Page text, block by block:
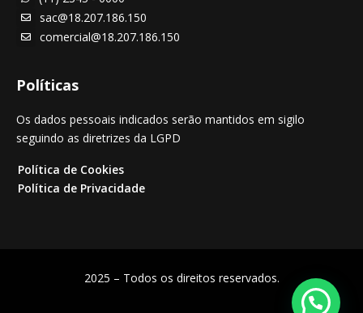
 sac@18.207.186.150
 comercial@18.207.186.150
Políticas
Os dados pessoais indicados serão mantidos em sigilo
seguindo as diretrizes da LGPD
Política de Cookies
Política de Privacidade
2025 – Todos os direitos reservados.